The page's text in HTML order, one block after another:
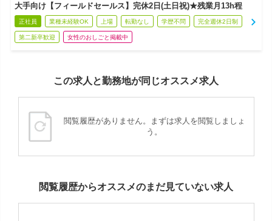
大手向け【フィールドセールス】完休2日(土日祝)★残業月13h程
正社員 業種未経験OK 上場 転勤なし 学歴不問 完全週休2日制
第二新卒歓迎 女性のおしごと掲載中
この求人と勤務地が同じオススメ求人
閲覧履歴がありません。まずは求人を閲覧しましょ
う。
閲覧履歴からオススメのまだ見ていない求人